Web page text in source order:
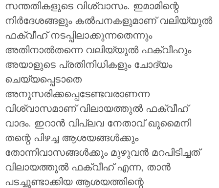
സന്തതികളുടെ വിശ്വാസം. ഇമാമിന്റെ
നിർദേശങ്ങളും കൽപനകളുമാണ് വലിയ്യുൽ
ഫക്വീഹ് നടപ്പിലാക്കുന്നതെന്നും
അതിനാൽതന്നെ വലിയ്യുൽ ഫക്വീഹും
അയാളുടെ പ്രതിനിധികളും ചോദ്യം
ചെയ്യപ്പെടാതെ
അനുസരിക്കപ്പെടേണ്ടവരാണന്ന
വിശ്വാസമാണ് വിലായത്തുൽ ഫക്വീഹ്
വാദം. ഇറാൻ വിപ്ലവ നേതാവ് ഖുമൈനി
തന്റെ പിഴച്ച ആശയങ്ങൾക്കും
തോന്നിവാസങ്ങൾക്കും മുഴുവൻ മറപിടിച്ചത്
വിലായത്തുൽ ഫക്വീഹ് എന്ന, താൻ
പടച്ചുണ്ടാക്കിയ ആശയത്തിന്റെ